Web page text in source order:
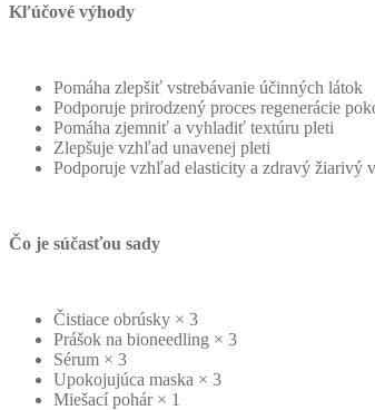
Kľúčové výhody
Pomáha zlepšiť vstrebávanie účinných látok
Podporuje prirodzený proces regenerácie
Pomáha zjemniť a vyhladiť textúru pleti
Zlepšuje vzhľad unavenej pleti
Podporuje vzhľad elasticity a zdravý žiarivý
Čo je súčasťou sady
Čistiace obrúsky × 3
Prášok na bioneedling × 3
Sérum × 3
Upokojujúca maska ​​× 3
Miešací pohár × 1